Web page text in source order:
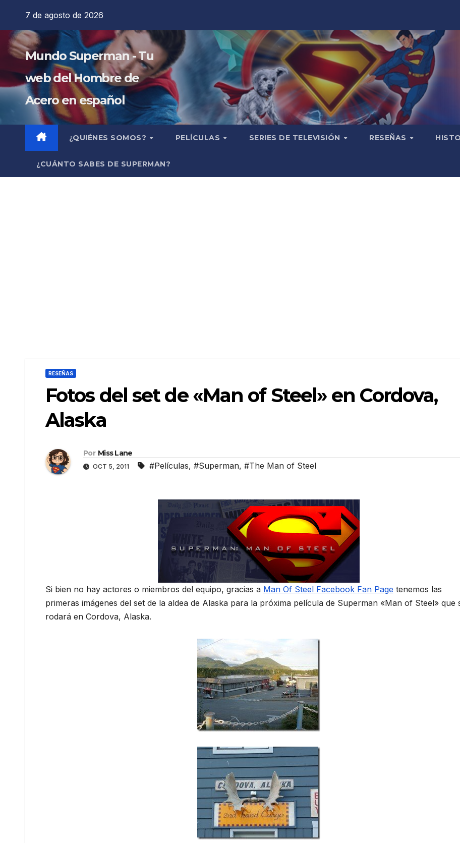
contenido
7 de agosto de 2026
Mundo Superman - Tu
web del Hombre de
Acero en español
¿QUIÉNES SOMOS? PELÍCULAS SERIES DE TELEVISIÓN RESEÑAS
¿CUÁNTO SABES DE SUPERMAN?
RESEÑAS
Fotos del set de «Man of Steel» en Cordova,
Alaska
Por Miss Lane
OCT 5, 2011 #Películas, #Superman, #The Man of Steel
Si bien no hay actores o miembros del equipo, gracias a Man Of Steel Facebook Fan Page tenemos las
primeras imágenes del set de la aldea de Alaska para la próxima película de Superman «Man of Steel» que
rodará en Cordova, Alaska.